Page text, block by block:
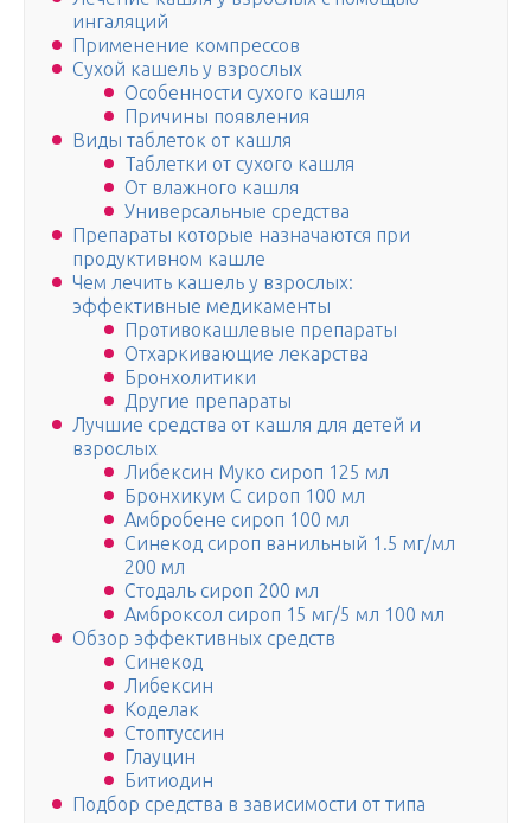
ингаляций
Применение компрессов
Сухой кашель у взрослых
Особенности сухого кашля
Причины появления
Виды таблеток от кашля
Таблетки от сухого кашля
От влажного кашля
Универсальные средства
Препараты которые назначаются при
продуктивном кашле
Чем лечить кашель у взрослых:
эффективные медикаменты
Противокашлевые препараты
Отхаркивающие лекарства
Бронхолитики
Другие препараты
Лучшие средства от кашля для детей и
взрослых
Либексин Муко сироп 125 мл
Бронхикум С сироп 100 мл
Амбробене сироп 100 мл
Синекод сироп ванильный 1.5 мг/мл
200 мл
Стодаль сироп 200 мл
Амброксол сироп 15 мг/5 мл 100 мл
Обзор эффективных средств
Синекод
Либексин
Коделак
Стоптуссин
Глауцин
Битиодин
Подбор средства в зависимости от типа